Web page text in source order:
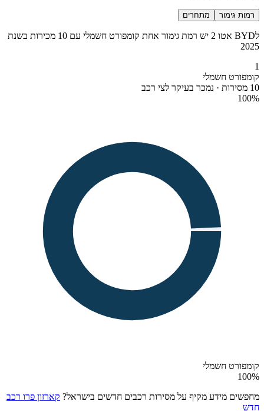
רמות גימור מתחרים
לBYD אטו 2 יש רמת גימור אחת קומפורט חשמלי עם 10 מכירות בשנת
2025
1
קומפורט חשמלי
10 מסירות · נמכר בעיקר לצי רכב
100%
קומפורט חשמלי
100%
מחפשים מידע מקיף על מסירות רכבים חדשים בישראל? קארזון פרו רכב
חדש